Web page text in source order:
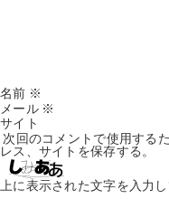
名前 ※
メール ※
サイト
次回のコメントで使用する
レス、サイトを保存する。
上に表示された文字を入力し